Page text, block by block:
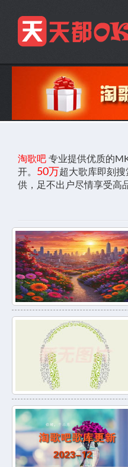
淘歌吧 专业提供优质的
开。 50万 超大歌库即刻
供，足不出户尽情享受高